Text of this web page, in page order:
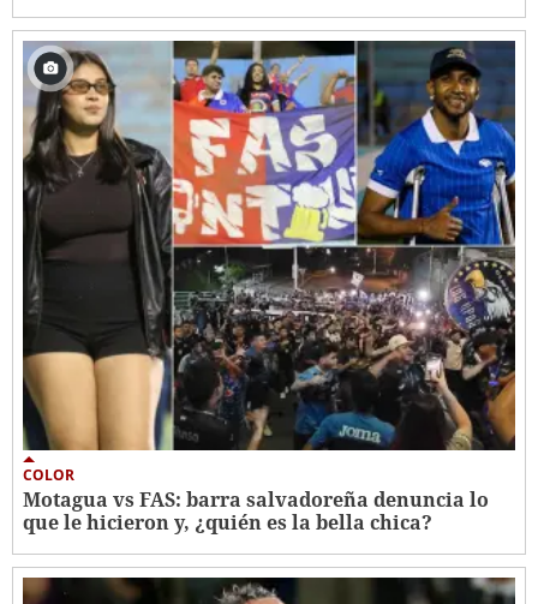
COLOR
Motagua vs FAS: barra salvadoreña denuncia lo
que le hicieron y, ¿quién es la bella chica?